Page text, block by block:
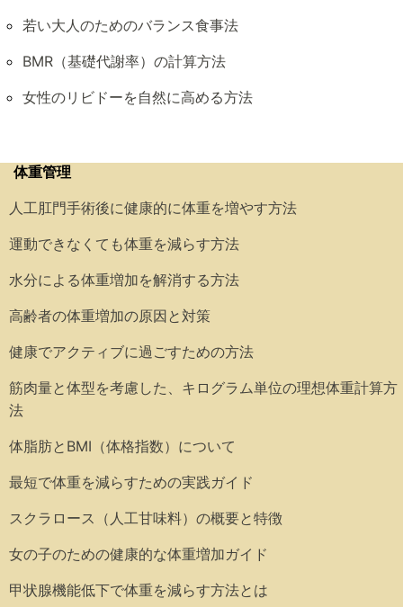
若い大人のためのバランス食事法
BMR（基礎代謝率）の計算方法
女性のリビドーを自然に高める方法
体重管理
人工肛門手術後に健康的に体重を増やす方法
運動できなくても体重を減らす方法
水分による体重増加を解消する方法
高齢者の体重増加の原因と対策
健康でアクティブに過ごすための方法
筋肉量と体型を考慮した、キログラム単位の理想体重計算方
法
体脂肪とBMI（体格指数）について
最短で体重を減らすための実践ガイド
スクラロース（人工甘味料）の概要と特徴
女の子のための健康的な体重増加ガイド
甲状腺機能低下で体重を減らす方法とは